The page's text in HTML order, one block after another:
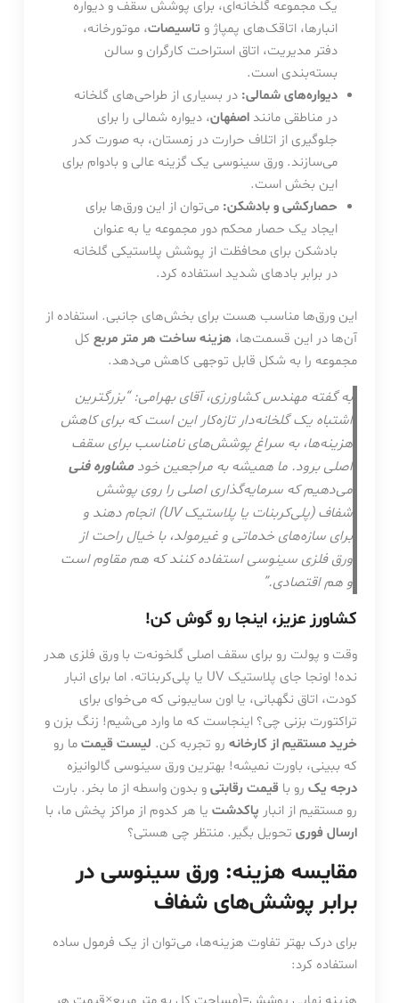
یک مجموعه گلخانه‌ای، برای پوشش سقف و دیواره
انبارها، اتاقک‌های پمپاژ و تاسیصات، موتورخانه،
دفتر مدیریت، اتاق استراحت کارگران و سالن
بسته‌بندی است.
دیواره‌های شمالی: در بسیاری از طراحی‌های گلخانه
در مناطقی ماننداصفهان، دیواره شمالی را برای
جلوگیری از اتلاف حرارت در زمستان، به صورت کدر
می‌سازند. ورق سینوسی یک گزینه عالی و بادوام برای
این بخش است.
حصارکشی و بادشکن: می‌توان از این ورق‌ها برای
ایجاد یک حصار محکم دور مجموعه یا به عنوان
بادشکن برای محافظت از پوشش پلاستیکی گلخانه
در برابر بادهای شدید استفاده کرد.
این ورق‌ها مناسب هست برای بخش‌های جانبی. استفاده از
آن‌ها در این قسمت‌ها، هزینه ساخت هر متر مربعکل
مجموعه را به شکل قابل توجهی کاهش می‌دهد.
به گفته مهندس کشاورزی، آقای بهرامی: “بزرگترین
اشتباه یک گلخانه‌دار تازه‌کار این است که برای کاهش
هزینه‌ها، به سراغ پوشش‌های نامناسب برای سقف
اصلی برود. ما همیشه به مراجعین خود مشاوره فنی
می‌دهیم که سرمایه‌گذاری اصلی را روی پوشش
شفاف (پلی‌کربنات یا پلاستیک UV) انجام دهند و
برای سازه‌های خدماتی و غیرمولد، با خیال راحت از
ورق فلزی سینوسی استفاده کنند که هم مقاوم است
و هم اقتصادی.”
کشاورز عزیز، اینجا رو گوش کن!
وقت و پولت رو برای سقف اصلی گلخونه‌ت با ورق فلزی هدر
نده! اونجا جای پلاستیک UV یا پلی‌کربناته. اما برای انبار
کودت، اتاق نگهبانی، یا اون سایبونی که می‌خوای برای
تراکتورت بزنی چی؟ اینجاست که ما وارد می‌شیم! زنگ بزن و
خرید مستقیم از کارخانهرو تجربه کن. لیست قیمتما رو
که ببینی، باورت نمیشه! بهترین ورق سینوسی گالوانیزه
درجه یکرو با قیمت رقابتیو بدون واسطه از ما بخر. بارت
رو مستقیم از انبار پاکدشتیا هر کدوم از مراکز پخش ما، با
ارسال فوریتحویل بگیر. منتظر چی هستی؟
مقایسه هزینه: ورق سینوسی در
برابر پوشش‌های شفاف
برای درک بهتر تفاوت هزینه‌ها، می‌توان از یک فرمول ساده
استفاده کرد: